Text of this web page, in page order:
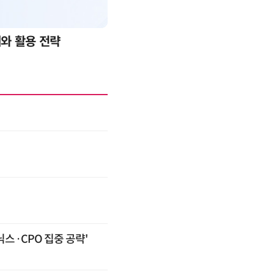
활용 전략
스·CPO 집중 공략'